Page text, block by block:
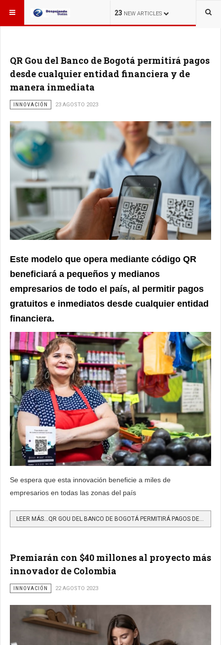
23 NEW ARTICLES
ESTÁ AQUÍ:
QR Gou del Banco de Bogotá permitirá pagos
desde cualquier entidad financiera y de
manera inmediata
INNOVACIÓN 23 AGOSTO 2023
Este modelo que opera mediante código QR
beneficiará a pequeños y medianos
empresarios de todo el país, al permitir pagos
gratuitos e inmediatos desde cualquier entidad
financiera.
Se espera que esta innovación beneficie a miles de
empresarios en todas las zonas del país
LEER MÁS…QR GOU DEL BANCO DE BOGOTÁ PERMITIRÁ PAGOS DESDE CUALQUIER ENTIDAD FINANCIERA Y DE MANERA INMEDIATA
Premiarán con $40 millones al proyecto más
innovador de Colombia
INNOVACIÓN 22 AGOSTO 2023